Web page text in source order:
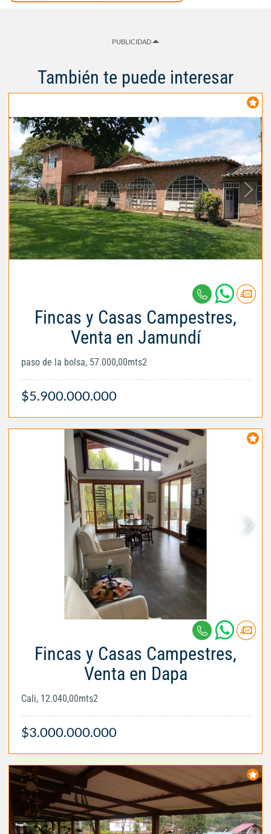
PUBLICIDAD
También te puede interesar
Fincas y Casas Campestres,
Venta en Jamundí
paso de la bolsa, 57.000,00mts2
$5.900.000.000
Fincas y Casas Campestres,
Venta en Dapa
Cali, 12.040,00mts2
$3.000.000.000